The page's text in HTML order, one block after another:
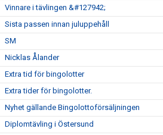
Vinnare i tävlingen &#127942;
Sista passen innan juluppehåll
SM
Nicklas Ålander
Extra tid för bingolotter
Extra tider för bingolotter.
Nyhet gällande Bingolottoförsäljningen
Diplomtävling i Östersund